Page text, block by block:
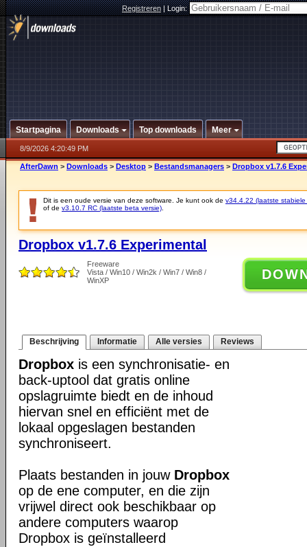
Registreren|Login:
Startpagina Downloads Top downloads Meer
8/9/2026 4:20:49 PM
AfterDawn > Downloads > Desktop > Bestandsmanagers > Dropbox v1.7.6
Dit is een oude versie van deze software. Je kunt ook de v34.4.22 (laatste stabiele
of de v3.10.7 RC (laatste beta versie)
Dropbox v1.7.6 Experimental
Freeware
Vista / Win10 / Win2k / Win7 / Win8 /
WinXP
Beschrijving Informatie Alle versies Reviews
Dropbox is een synchronisatie- en
back-uptool dat gratis online
opslagruimte biedt en de inhoud
hiervan snel en efficiënt met de
lokaal opgeslagen bestanden
synchroniseert.
Plaats bestanden in jouw Dropbox
op de ene computer, en die zijn
vrijwel direct ook beschikbaar op
andere computers waarop
Dropbox is geïnstalleerd